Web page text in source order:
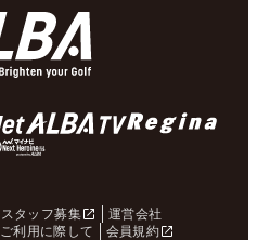
スタッフ募集
運営会社
ご利用に際して
会員規約